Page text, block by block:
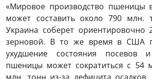
«Мировое производство пшеницы
может составить около 790 млн.
Украина соберет ориентировочно
зерновой. В то же время в США
ухудшение состояния посевов и
пшеницы может сократиться с 54
млн. тонн из-за дефицита